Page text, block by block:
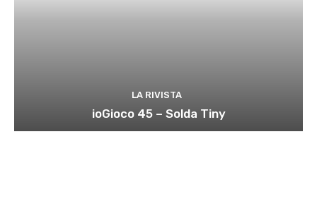
LA RIVISTA
ioGioco 45 – Solda Tiny